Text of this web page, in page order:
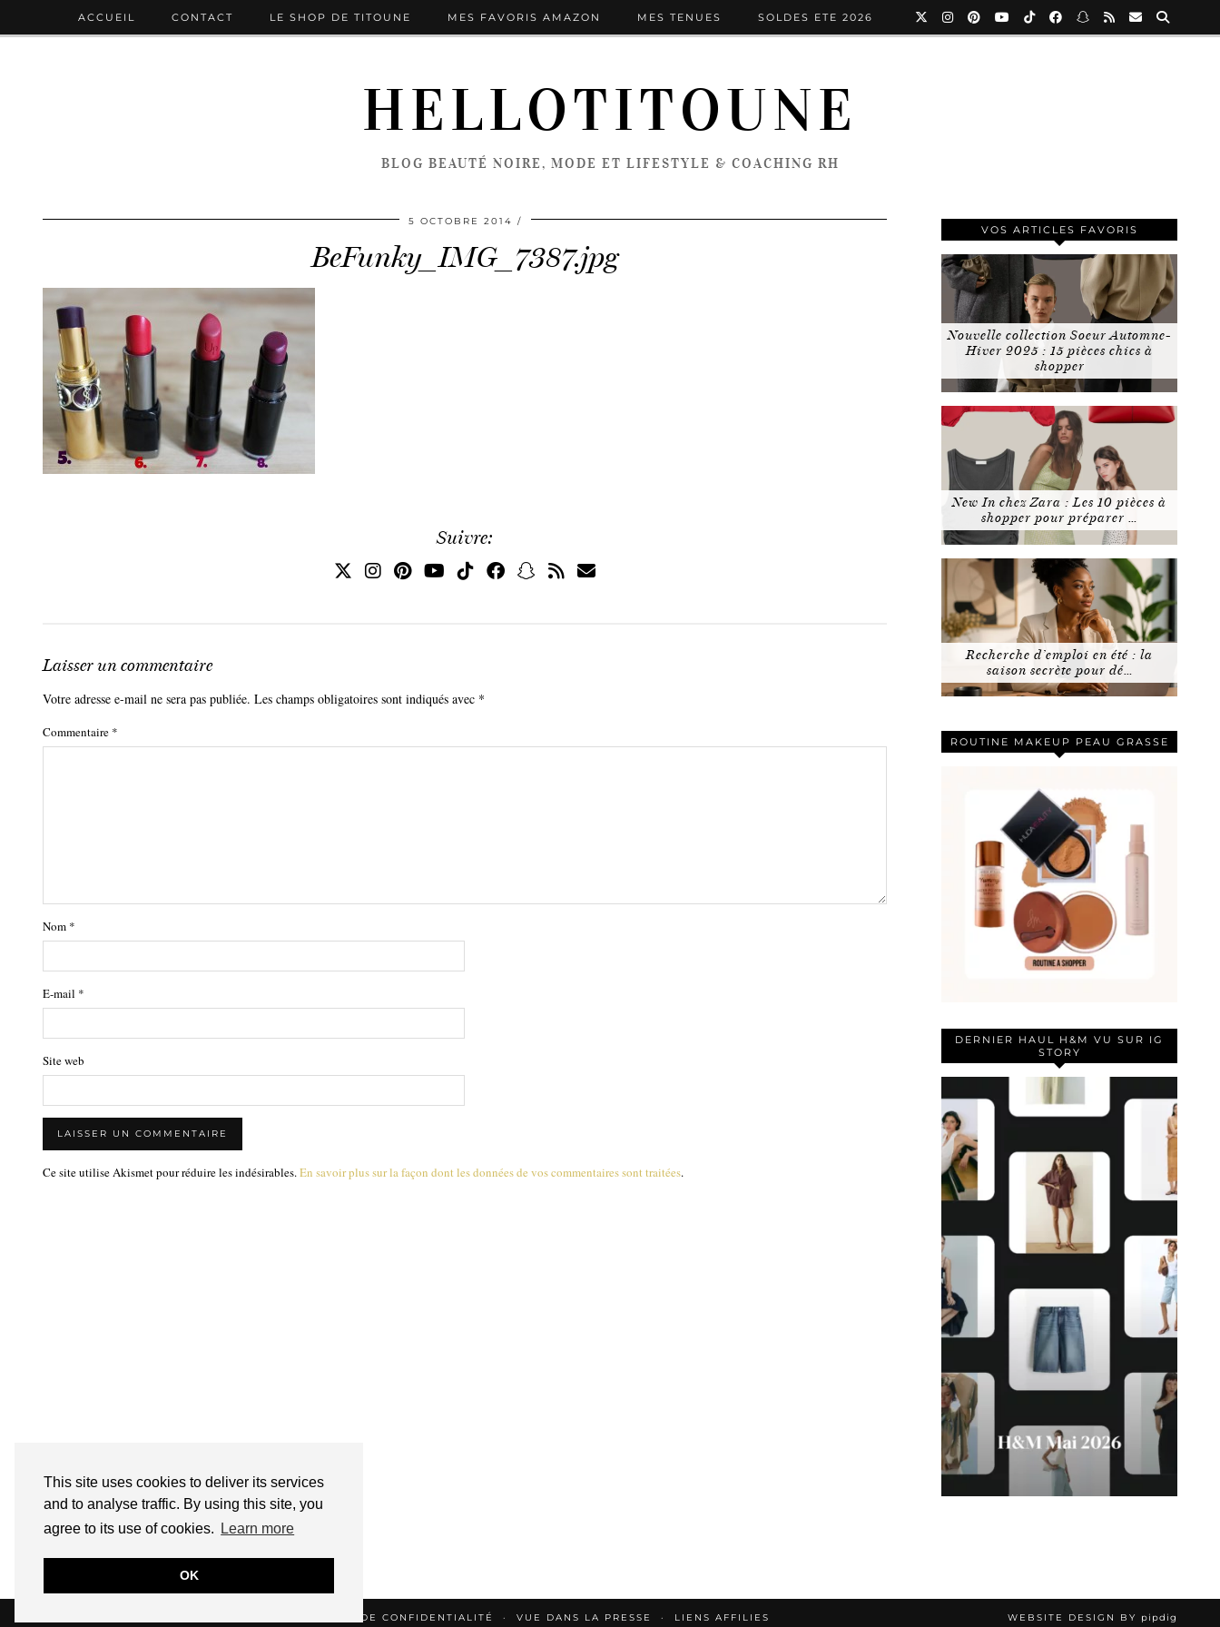
This site uses cookies to deliver its services
and to analyse traffic. By using this site, you
agree to its use of cookies.
Learn more
OK
HELLOTITOUNE
BLOG BEAUTÉ NOIRE, MODE ET LIFESTYLE & COACHING RH
ACCUEIL CONTACT LE SHOP DE TITOUNE MES FAVORIS AMAZON MES TENUES SOLDES ETE 2026
5 OCTOBRE 2014
BeFunky_IMG_7387.jpg
Suivre:
Laisser un commentaire
Votre adresse e-mail ne sera pas publiée. Les champs obligatoires sont indiqués avec *
Commentaire *
Nom *
E-mail *
Site web
Ce site utilise Akismet pour réduire les indésirables. En savoir plus sur la façon dont les données de vos commentaires sont traitées.
VOS ARTICLES FAVORIS
Nouvelle collection Soeur Automne-
Hiver 2025 : 15 pièces chics à
shopper
New In chez Zara : Les 10 pièces à
shopper pour préparer …
Recherche d’emploi en été : la
saison secrète pour dé…
ROUTINE MAKEUP PEAU GRASSE
DERNIER HAUL H&M VU SUR IG
STORY
POLITIQUE DE CONFIDENTIALITÉ VUE DANS LA PRESSE LIENS AFFILIES WEBSITE DESIGN BY pipdig